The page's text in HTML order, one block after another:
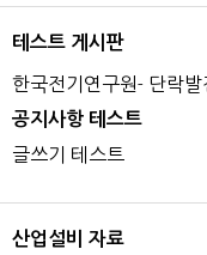
테스트 게시판
한국전기연구원- 단락
공지사항 테스트
글쓰기 테스트
산업설비 자료